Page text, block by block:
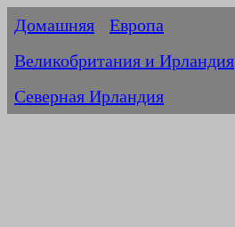
Домашняя
Европа
Великобритания и Ирландия
Северная Ирландия